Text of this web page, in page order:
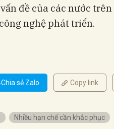
đề của các nước trên
nghệ phát triển.
Chia sẻ Zalo Copy link
Nhiều hạn chế cần khắc phục